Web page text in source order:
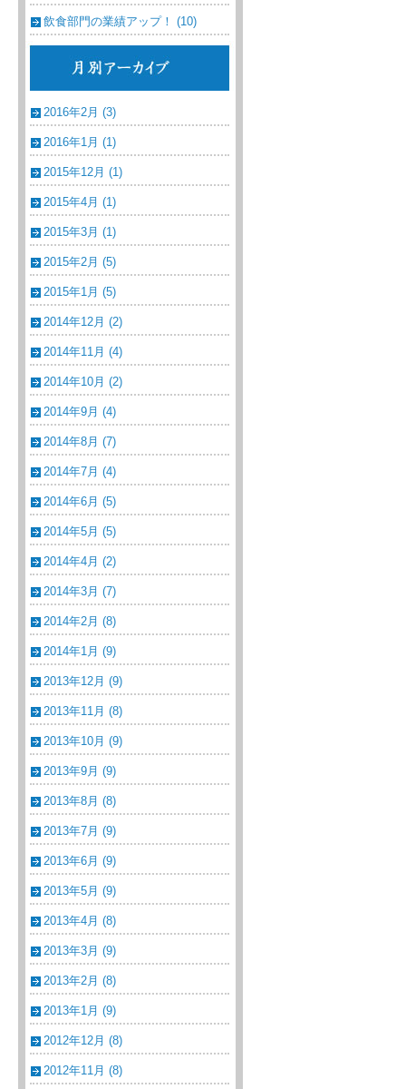
飲食部門の業績アップ！ (10)
2016年2月 (3)
2016年1月 (1)
2015年12月 (1)
2015年4月 (1)
2015年3月 (1)
2015年2月 (5)
2015年1月 (5)
2014年12月 (2)
2014年11月 (4)
2014年10月 (2)
2014年9月 (4)
2014年8月 (7)
2014年7月 (4)
2014年6月 (5)
2014年5月 (5)
2014年4月 (2)
2014年3月 (7)
2014年2月 (8)
2014年1月 (9)
2013年12月 (9)
2013年11月 (8)
2013年10月 (9)
2013年9月 (9)
2013年8月 (8)
2013年7月 (9)
2013年6月 (9)
2013年5月 (9)
2013年4月 (8)
2013年3月 (9)
2013年2月 (8)
2013年1月 (9)
2012年12月 (8)
2012年11月 (8)